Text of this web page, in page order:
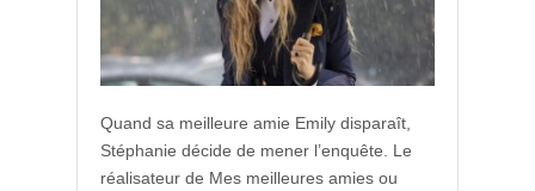
Quand sa meilleure amie Emily disparaît,
Stéphanie décide de mener l’enquête. Le
réalisateur de Mes meilleures amies ou